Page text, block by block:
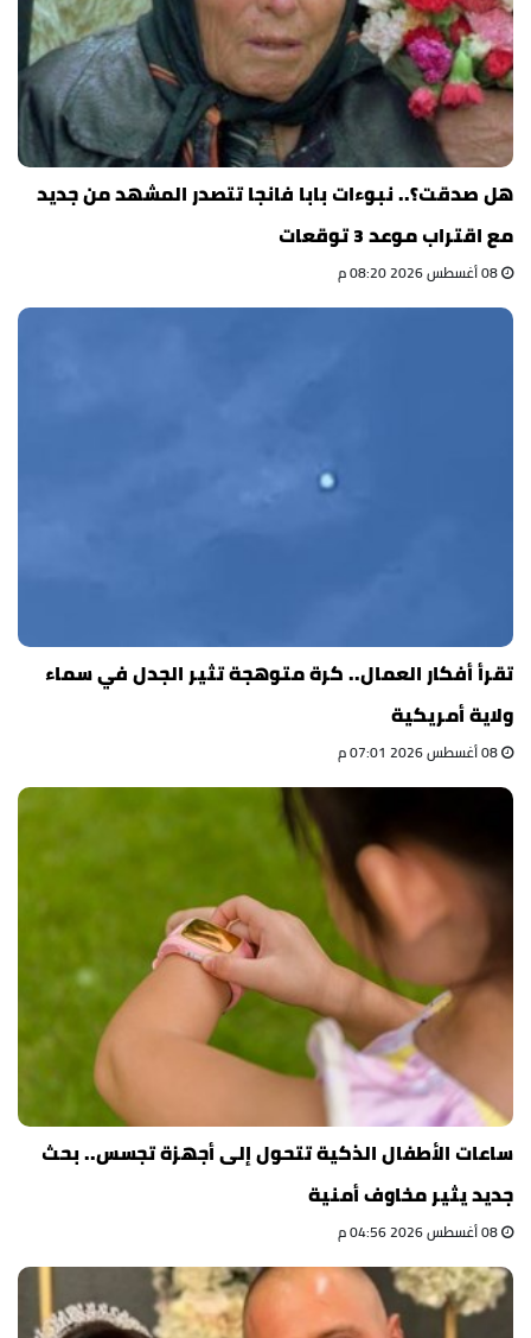
هل صدقت؟.. نبوءات بابا فانجا تتصدر المشهد من جديد
مع اقتراب موعد 3 توقعات
تقرأ أفكار العمال.. كرة متوهجة تثير الجدل في سماء
ولاية أمريكية
ساعات الأطفال الذكية تتحول إلى أجهزة تجسس.. بحث
جديد يثير مخاوف أمنية